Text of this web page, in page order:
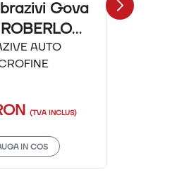
Gova
- Microfine
AUTO
(TVA INCLUS)
IN COS